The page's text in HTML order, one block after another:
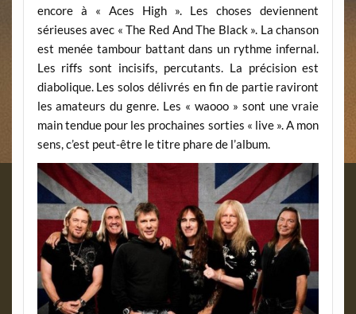
encore à « Aces High ». Les choses deviennent
sérieuses avec « The Red And The Black ». La chanson
est menée tambour battant dans un rythme infernal.
Les riffs sont incisifs, percutants. La précision est
diabolique. Les solos délivrés en fin de partie raviront
les amateurs du genre. Les « waooo » sont une vraie
main tendue pour les prochaines sorties « live ». A mon
sens, c’est peut-être le titre phare de l’album.